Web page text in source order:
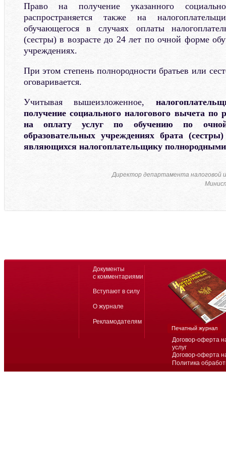
Право на получение указанного
распространяется также на
обучающегося в случаях оплаты
(сестры) в возрасте до 24 лет по очной форме
учреждениях.
При этом степень полнородности братьев или
оговаривается.
Учитывая вышеизложенное,
получение социального налогового вычета по
на оплату услуг по обучению по
образовательных учреждениях брата
являющихся налогоплательщику
Директор департамента
Договор-оферта
услуг
Договор-оферта
Политика
Документы
с комментариями
Вступают в силу
О журнале
Рекламодателям
Печатный журнал